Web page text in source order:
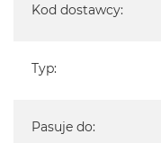
Kod dostawcy:
Typ:
Pasuje do: